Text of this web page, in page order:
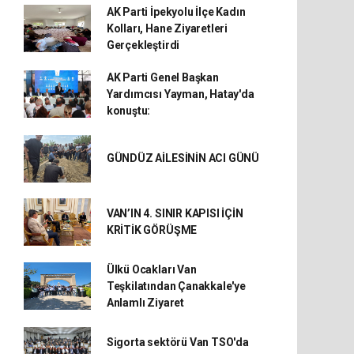
AK Parti İpekyolu İlçe Kadın
Kolları, Hane Ziyaretleri
Gerçekleştirdi
AK Parti Genel Başkan
Yardımcısı Yayman, Hatay'da
konuştu:
GÜNDÜZ AİLESİNİN ACI GÜNÜ
VAN’IN 4. SINIR KAPISI İÇİN
KRİTİK GÖRÜŞME
Ülkü Ocakları Van
Teşkilatından Çanakkale'ye
Anlamlı Ziyaret
Sigorta sektörü Van TSO'da